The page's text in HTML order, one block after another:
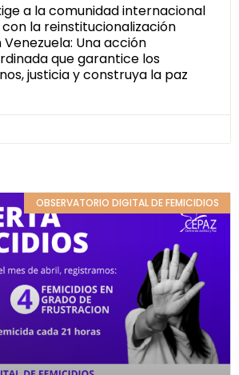
a la comunidad internacional
la reinstitucionalización
Una acción
que garantice los
justicia y construya la paz
OBSERVATORIO DIGITAL DE FEMICIDIOS